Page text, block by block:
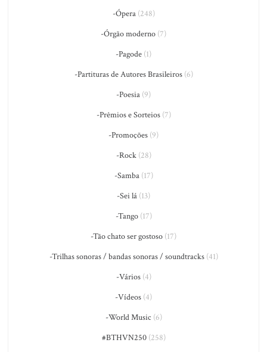
-Ópera(248)
-Órgão moderno (7)
-Pagode (1)
-Partituras de Autores Brasileiros(6)
-Poesia (9)
-Prêmios e Sorteios(7)
-Promoções (9)
-Rock(28)
-Samba(17)
-Sei lá (13)
-Tango(17)
-Tão chato ser gostoso (17)
-Trilhas sonoras / bandas sonoras / soundtracks(41)
-Vários(4)
-Vídeos (4)
-World Music (6)
#BTHVN250(258)